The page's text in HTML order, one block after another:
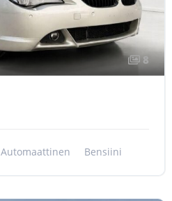
8
Automaattinen Bensiini